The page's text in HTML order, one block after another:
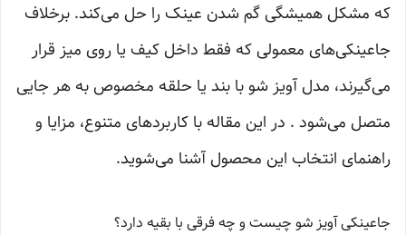
که مشکل همیشگی گم شدن عینک را حل می‌کند. برخلاف
جاعینکی‌های معمولی که فقط داخل کیف یا روی میز قرار
می‌گیرند، مدل آویز شو با بند یا حلقه مخصوص به هر جایی
متصل می‌شود . در این مقاله با کاربردهای متنوع، مزایا و
راهنمای انتخاب این محصول آشنا می‌شوید.
جاعینکی آویز شو چیست و چه فرقی با بقیه دارد؟